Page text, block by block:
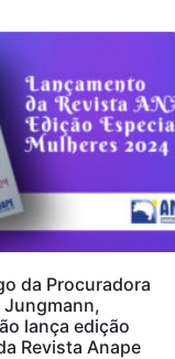
da Procuradora
Jungmann,
lança edição
Revista Anape